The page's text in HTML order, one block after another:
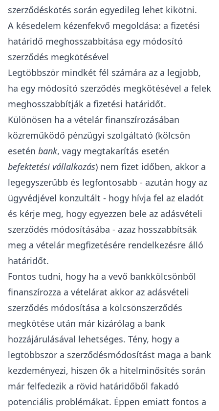
szerződéskötés során egyedileg lehet kikötni.
A késedelem kézenfekvő megoldása: a fizetési
határidő meghosszabbítása egy módosító
szerződés megkötésével
Legtöbbször mindkét fél számára az a legjobb,
ha egy módosító szerződés megkötésével a felek
meghosszabbítják a fizetési határidőt.
Különösen ha a vételár finanszírozásában
közreműködő pénzügyi szolgáltató (kölcsön
esetén bank, vagy megtakarítás esetén
befektetési vállalkozás) nem fizet időben, akkor a
legegyszerűbb és legfontosabb - azután hogy az
ügyvédjével konzultált - hogy hívja fel az eladót
és kérje meg, hogy egyezzen bele az adásvételi
szerződés módosításába - azaz hosszabbítsák
meg a vételár megfizetésére rendelkezésre álló
határidőt.
Fontos tudni, hogy ha a vevő bankkölcsönből
finanszírozza a vételárat akkor az adásvételi
szerződés módosítása a kölcsönszerződés
megkötése után már kizárólag a bank
hozzájárulásával lehetséges. Tény, hogy a
legtöbbször a szerződésmódosítást maga a bank
kezdeményezi, hiszen ők a hitelminősítés során
már felfedezik a rövid határidőből fakadó
potenciális problémákat. Éppen emiatt fontos a